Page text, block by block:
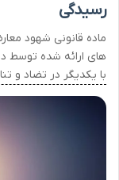
رسیدگی
ماده قانونی شهود
های ارائه شده توسط
با یکدیگر در تضاد و